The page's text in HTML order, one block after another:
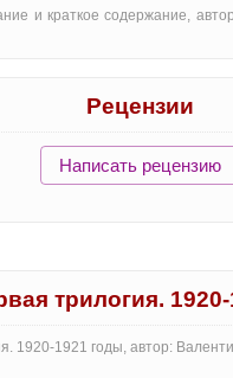
и краткое содержание,
Рецензии
Написать рецензию
трилогия.
1920-1921 годы, автор: